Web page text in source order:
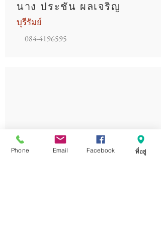
นาง ประชัน ผลเจริญ
บุรีรัมย์
084-4196595
Phone Email Facebook ที่อยู่